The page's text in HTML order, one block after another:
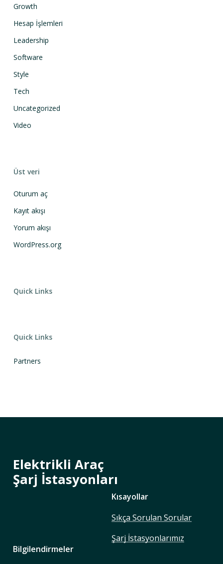
Growth
Hesap İşlemleri
Leadership
Software
Style
Tech
Uncategorized
Video
Üst veri
Oturum aç
Kayıt akışı
Yorum akışı
WordPress.org
Quick Links
Quick Links
Partners
Elektrikli Araç
Şarj İstasyonları
Kısayollar
Sıkça Sorulan Sorular
Şarj İstasyonlarımız
Bilgilendirmeler